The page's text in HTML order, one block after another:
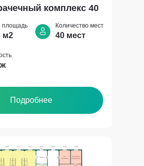
комплекс 40
м2
Подробнее
Количество мест
40 мест